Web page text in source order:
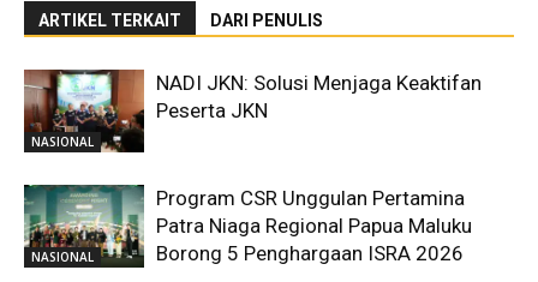
ARTIKEL TERKAIT DARI PENULIS
NASIONAL
NADI JKN: Solusi Menjaga Keaktifan
Peserta JKN
NASIONAL
Program CSR Unggulan Pertamina
Patra Niaga Regional Papua Maluku
Borong 5 Penghargaan ISRA 2026